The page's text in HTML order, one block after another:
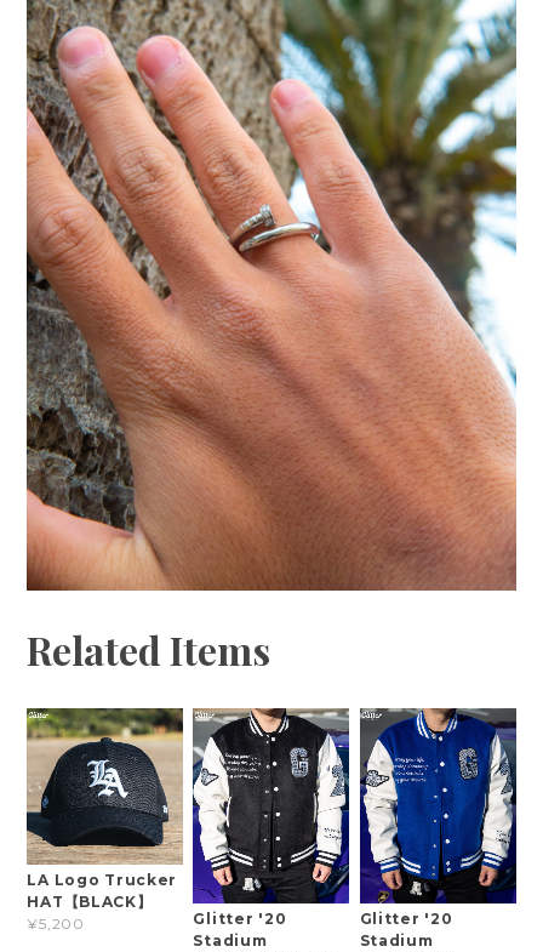
Related Items
LA Logo Trucker
HAT【BLACK】
¥5,200
Glitter '20
Stadium
Glitter '20
Stadium